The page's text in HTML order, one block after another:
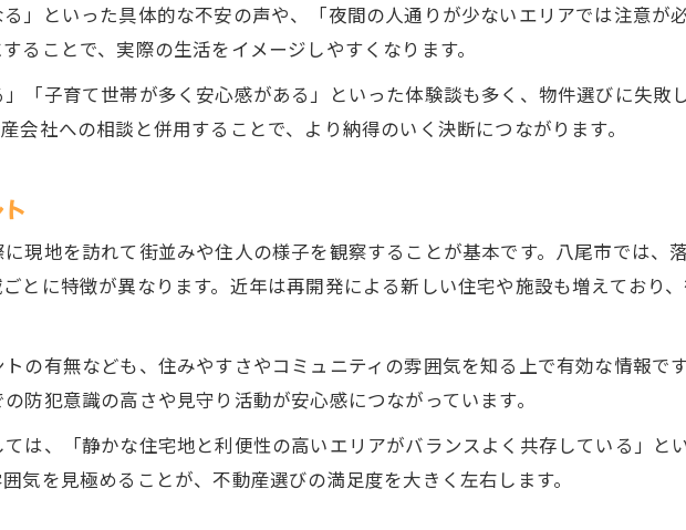
」といった具体的な不安の声や、「夜間の人通りが少ないエリアでは注意が
ることで、実際の生活をイメージしやすくなります。
「子育て世帯が多く安心感がある」といった体験談も多く、物件選びに失敗
会社への相談と併用することで、より納得のいく決断につながります。
現地を訪れて街並みや住人の様子を観察することが基本です。八尾市では、
とに特徴が異なります。近年は再開発による新しい住宅や施設も増えており
の有無なども、住みやすさやコミュニティの雰囲気を知る上で有効な情報で
防犯意識の高さや見守り活動が安心感につながっています。
は、「静かな住宅地と利便性の高いエリアがバランスよく共存している」と
気を見極めることが、不動産選びの満足度を大きく左右します。